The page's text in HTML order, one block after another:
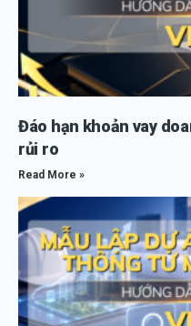
Đáo hạn khoản vay
rủi ro
Read More »